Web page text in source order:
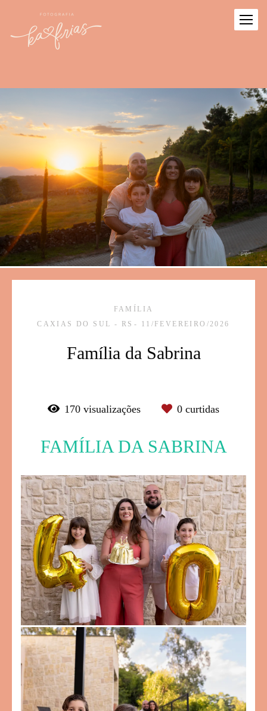
FAMÍLIA
CAXIAS DO SUL - RS
11/FEVEREIRO/2026
Família da Sabrina
170 visualizações 0 curtidas
FAMÍLIA DA SABRINA